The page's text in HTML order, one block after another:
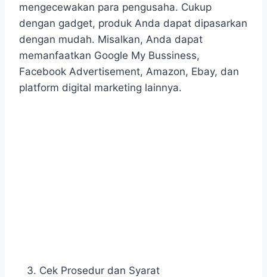
mengecewakan para pengusaha. Cukup
dengan gadget, produk Anda dapat dipasarkan
dengan mudah. Misalkan, Anda dapat
memanfaatkan Google My Bussiness,
Facebook Advertisement, Amazon, Ebay, dan
platform digital marketing lainnya.
Cek Prosedur dan Syarat